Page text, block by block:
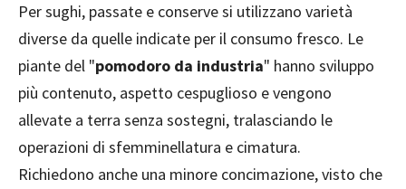
Per sughi, passate e conserve si utilizzano varietà
diverse da quelle indicate per il consumo fresco. Le
piante del "pomodoro da industria" hanno sviluppo
più contenuto, aspetto cespuglioso e vengono
allevate a terra senza sostegni, tralasciando le
operazioni di sfemminellatura e cimatura.
Richiedono anche una minore concimazione, visto che